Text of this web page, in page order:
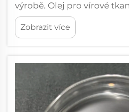
výrobě. Olej pro vírové
pro současnou textilní
skutečně zvyšuje jak
výroby. Když továrny tento
Zobrazit více